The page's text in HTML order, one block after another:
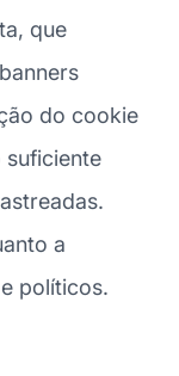
que
do cookie
suficiente
a
políticos.